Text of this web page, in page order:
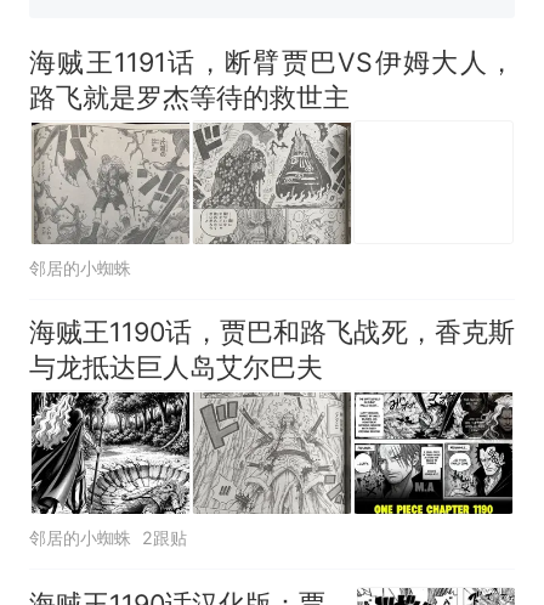
全部作废，公平么？
海贼王1191话，断臂贾巴VS伊姆大人，
路飞就是罗杰等待的救世主
邻居的小蜘蛛
海贼王1190话，贾巴和路飞战死，香克斯
与龙抵达巨人岛艾尔巴夫
邻居的小蜘蛛 2跟贴